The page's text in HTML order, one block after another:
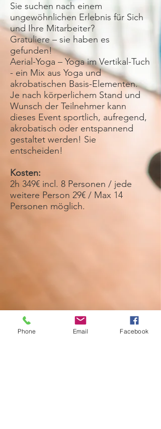
Sie suchen nach einem
ungewöhnlichen Erlebnis für Sich
und Ihre Mitarbeiter?
Gratuliere – sie haben es
gefunden!
Aerial-Yoga – Yoga im Vertikal-Tuch
- ein Mix aus Yoga und
akrobatischen Basis-Elementen.
Je nach körperlichem Stand und
Wunsch der Teilnehmer kann
dieses Event sportlich, aufregend,
akrobatisch oder entspannend
gestaltet werden! Sie
entscheiden!
Kosten:
2h 349€ incl. 8 Personen / jede
weitere Person 29€ / Max 14
Personen möglich.
Phone Email Facebook